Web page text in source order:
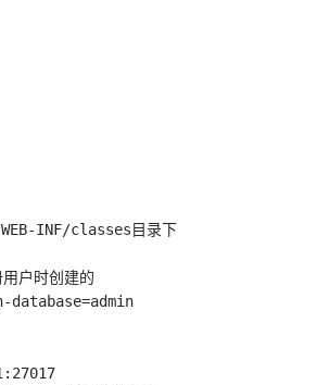
INF/classes目录下
户时创建的